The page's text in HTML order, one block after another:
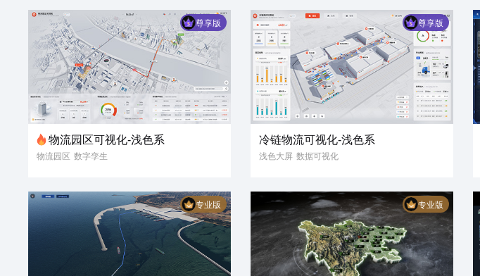
3D可视化 三维渲染 3D地图
三维地图
尊享版
物流园区可视化-浅色系
物流园区 数字孪生
浅色大屏 3D可视化
数据可视化
智慧园区
尊享版
冷链物流可视化-浅色系
浅色大屏 数据可视化
3D可视化 数据大屏
专业版 专业版